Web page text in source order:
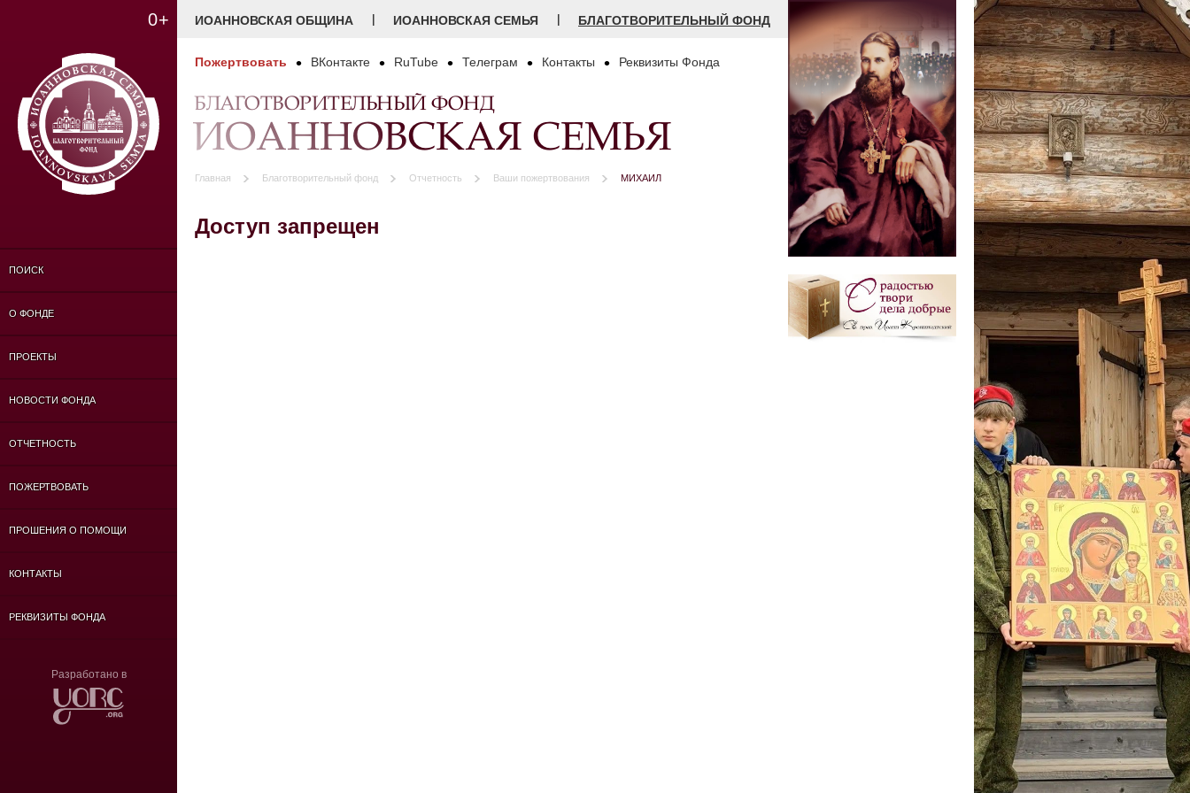
0+
ПОИСК
О ФОНДЕ
ПРОЕКТЫ
НОВОСТИ ФОНДА
ОТЧЕТНОСТЬ
ПОЖЕРТВОВАТЬ
ПРОШЕНИЯ О ПОМОЩИ
КОНТАКТЫ
РЕКВИЗИТЫ ФОНДА
Разработано в
ИОАННОВСКАЯ ОБЩИНА | ИОАННОВСКАЯ СЕМЬЯ | БЛАГОТВОРИТЕЛЬНЫЙ ФОНД
Пожертвовать ВКонтакте RuTube Телеграм Контакты Реквизиты Фонда
БЛАГОТВОРИТЕЛЬНЫЙ ФОНД
ИОАННОВСКАЯ СЕМЬЯ
Главная Благотворительный фонд Отчетность Ваши пожертвования МИХАИЛ
Доступ запрещен